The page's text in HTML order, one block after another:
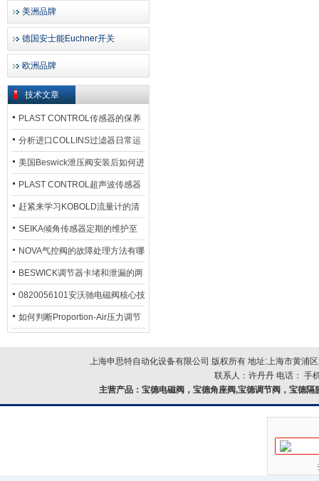
美洲品牌
德国安士能Euchner开关
欧洲品牌
技术文章
PLAST CONTROL传感器的保养
方法
分析进口COLLINS过滤器日常运
行排污步骤
美国Beswick泄压阀安装后如何进
行调试?
PLAST CONTROL超声波传感器
工作原理了解吗？
赶紧来学习KOBOLD流量计的清
洗流程吧
SEIKA倾角传感器定期的维护至
关重要
NOVA气控阀的故障处理方法有哪
些？
BESWICK调节器卡堵和泄漏的两
大问题解决措施
0820056101安沃驰电磁阀核心技
术参数
如何判断Proportion-Air压力调节
上海申思特自动化设备有限公司 版权所有 地址:上海市黄浦
联系人：许丹丹 电话： 手
主营产品： 宝德电磁阀，宝德角座阀,宝德调节阀，宝德